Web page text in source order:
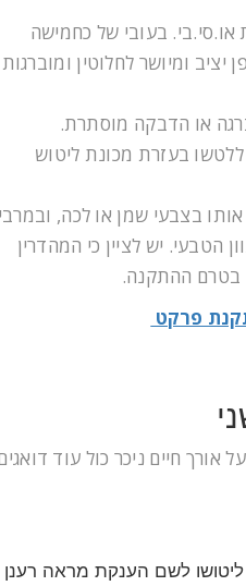
בעובי של כחמישה
ומיושר לחלוטין ומוברגות
או הדבקה מוסתרת.
בעזרת מכונת ליטוש
בצבעי שמן או לכה,
הטבעי. יש לציין כי המהדרין
בטרם ההתקנה.
פרקט
אורך חיים ניכר כול עוד
לשם הענקת מראה רענן